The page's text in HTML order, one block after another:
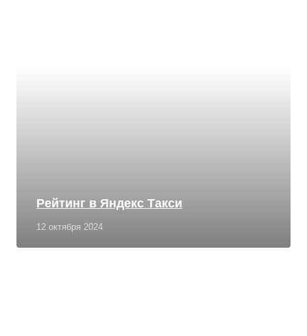
12 октября 2024
Рейтинг в Яндекс Такси